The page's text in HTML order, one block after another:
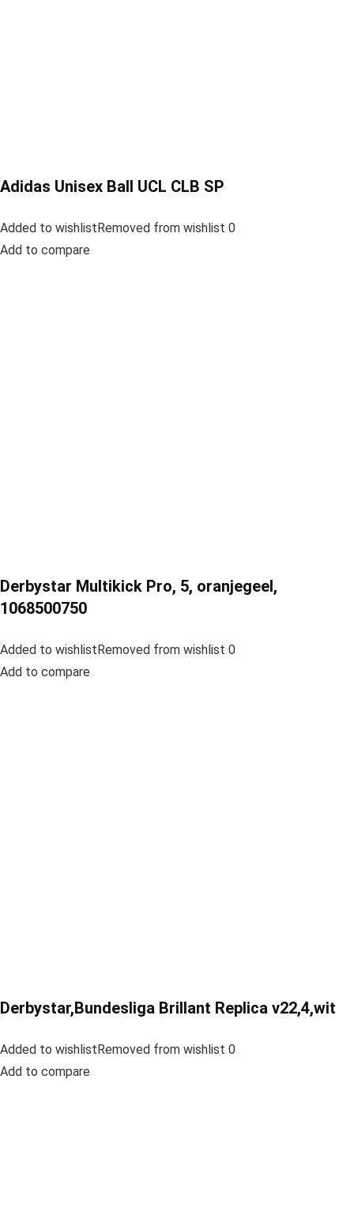
Adidas Unisex Ball UCL CLB SP
Added to wishlistRemoved from wishlist 0
Add to compare
Derbystar Multikick Pro, 5, oranjegeel,
1068500750
Added to wishlistRemoved from wishlist 0
Add to compare
Derbystar,Bundesliga Brillant Replica v22,4,wit
Added to wishlistRemoved from wishlist 0
Add to compare